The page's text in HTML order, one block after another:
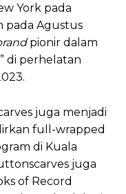
York pada
pada Agustus
pionir dalam
di perhelatan
juga menjadi
full-wrapped
di Kuala
juga
of Record